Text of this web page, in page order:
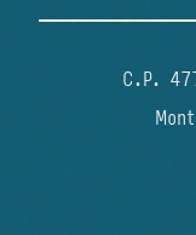
C.P.